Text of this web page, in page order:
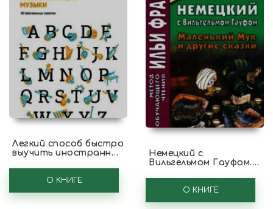
Легкий способ быстро
выучить иностранный
музыки. 90
действенных советов
О КНИГЕ
Немецкий с
Вильгельмом Гауфом.
другие сказки
О КНИГЕ